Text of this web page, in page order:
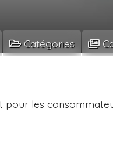
Catégories
pour les